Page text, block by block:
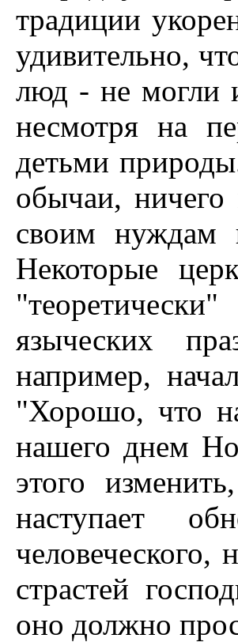
традиции
удивительно,
люд - не могли
несмотря на
детьми
обычаи, ничего
своим нуждам
Hекоторые
языческих
например,
"Хорошо, что
нашего днем
этого
наступает
страстей
оно должно